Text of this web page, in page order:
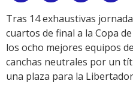
Tras 14 exhaustivas
cuartos de final a la Copa
los ocho mejores equipos
canchas neutrales por un
una plaza para la